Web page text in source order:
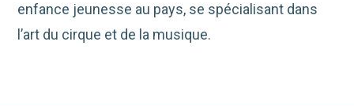
enfance jeunesse au pays, se spécialisant dans
l’art du cirque et de la musique.